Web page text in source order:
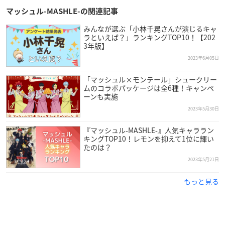
ャッフル抽選入場を実施させていただきます。
抽選入場対象日：2023年6月23日（金）～6月25日（日）
整理券配布集合時間：9:15～9:20
整理券配布時間：9:20～
１枠目ご入場時間：10:15～
入場時間発表：9：50頃、「AMNIBUS STORE」にて案内され
ます。
整理券配布場所：MAGNET by SHIBUYA109 ハチ公側入り口前
マッシュル-MASHLE-の関連記事
みんなが選ぶ「小林千晃さんが演じるキャ
ラといえば？」ランキングTOP10！【202
3年版】
2023年6月05日
「マッシュル×モンテール」シュークリー
ムのコラボパッケージは全6種！キャンペ
ーンも実施
2023年5月30日
『マッシュル-MASHLE-』人気キャララン
キングTOP10！レモンを抑えて1位に輝い
たのは？
2023年5月21日
もっと見る